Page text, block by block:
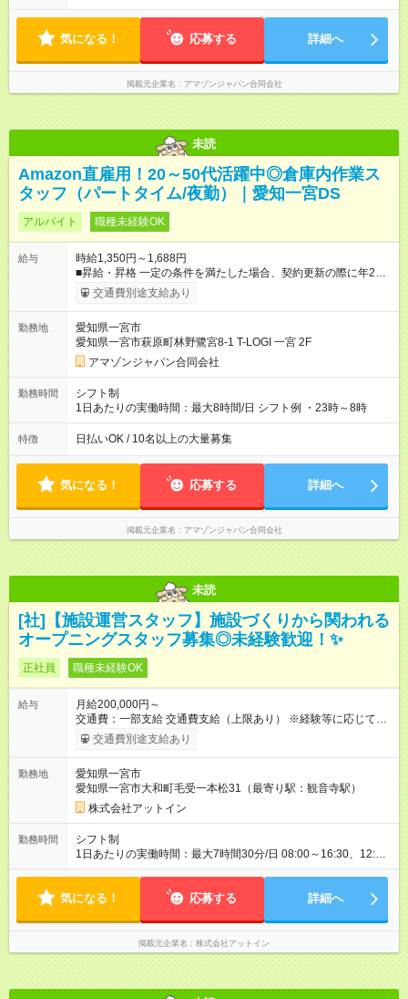
気になる！ 応募する 詳細へ
掲載元企業名 アマゾンジャパン合同会社
未読
Amazon直雇用！20～50代活躍中◎倉庫内作業ス
タッフ（パートタイム/夜勤）｜愛知一宮DS
アルバイト 職種未経験OK
給与
時給1,350円～1,688円
■昇給・昇格 一定の条件を満たした場合、契約更新の際に年2回
まで昇給の機会があります。 ■正社員登用制度あり ※月末締/翌
月25日支払い ※時間外手当、別途支給 ※深夜割増賃金 (22:00～
☆Amazon直雇用で安定して働けます！ 【試用期間】試用期間あ
り 試用期間の長さ：1週間 雇用形態、給与は本採用時と同じで
す。
交通費別途支給あり
勤務地
愛知県一宮市
愛知県一宮市萩原町林野鷺宮8-1 T-LOGI 一宮 2F
アマゾンジャパン合同会社
勤務時間
シフト制
1日あたりの実働時間：最大8時間/日 シフト例 ・23時～8時
特徴 日払いOK / 10名以上の大量募集
気になる！ 応募する 詳細へ
掲載元企業名 アマゾンジャパン合同会社
未読
[社]【施設運営スタッフ】施設づくりから関われる
オープニングスタッフ募集◎未経験歓迎！✨
正社員 職種未経験OK
給与
月給200,000円～
交通費：一部支給 交通費支給（上限あり） ※経験等に応じて給
与を決定いたします。 【試用期間】 ■試用期間の有無：あり ■試
用期間：3.0ヵ月 ■期間中給与：月給200,000円 ■雇用形態：正社
試用期間の長さ：3ヶ月 雇用形態、給与は本採用時と同じです。
交通費別途支給あり
勤務地
愛知県一宮市
愛知県一宮市大和町毛受一本松31（最寄り駅：観音寺駅）
株式会社アットイン
勤務時間
シフト制
1日あたりの実働時間：最大7時間30分/日 08:00～16:30、12:00
～20:30、17:00～01:30 ■実働7.5時間（休憩1時間） 【シフト
気になる！ 応募する 詳細へ
掲載元企業名 株式会社アットイン